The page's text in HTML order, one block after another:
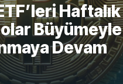
Büyümeyle
Devam